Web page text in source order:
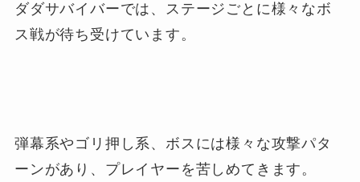
ダダサバイバーでは、ステージごとに様々なボ
ス戦が待ち受けています。
弾幕系やゴリ押し系、ボスには様々な攻撃パタ
ーンがあり、プレイヤーを苦しめてきます。